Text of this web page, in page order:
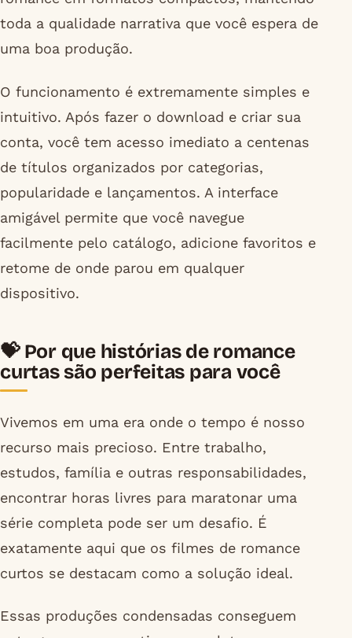
toda a qualidade narrativa que você espera de
uma boa produção.
O funcionamento é extremamente simples e
intuitivo. Após fazer o download e criar sua
conta, você tem acesso imediato a centenas
de títulos organizados por categorias,
popularidade e lançamentos. A interface
amigável permite que você navegue
facilmente pelo catálogo, adicione favoritos e
retome de onde parou em qualquer
dispositivo.
💝 Por que histórias de romance
curtas são perfeitas para você
Vivemos em uma era onde o tempo é nosso
recurso mais precioso. Entre trabalho,
estudos, família e outras responsabilidades,
encontrar horas livres para maratonar uma
série completa pode ser um desafio. É
exatamente aqui que os filmes de romance
curtos se destacam como a solução ideal.
Essas produções condensadas conseguem